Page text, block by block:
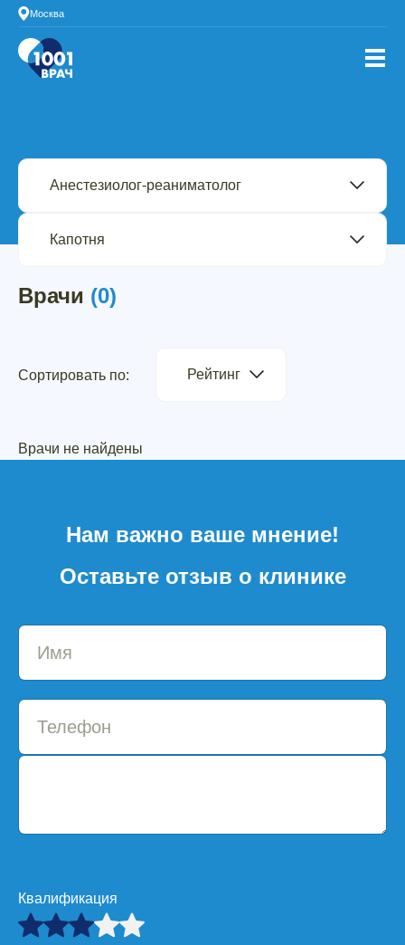
Москва
Врачи (0)
Сортировать по: Рейтинг
Врачи не найдены
Нам важно ваше мнение!
Оставьте отзыв о клинике
Квалификация